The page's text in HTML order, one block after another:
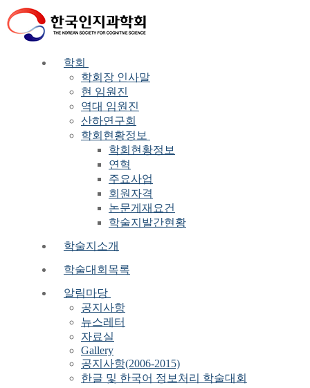
Skip
to
content
Menu
Close
학회
학회장 인사말
현 임원진
역대 임원진
산하연구회
학회현황정보
학회현황정보
연혁
주요사업
회원자격
논문게재요건
학술지발간현황
학술지소개
학술대회목록
알림마당
공지사항
뉴스레터
자료실
Gallery
공지사항(2006-2015)
한글 및 한국어 정보처리 학술대회